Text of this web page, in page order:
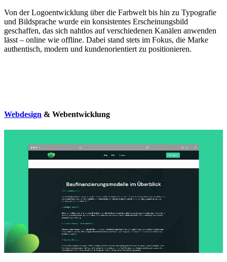
Von der Logoentwicklung über die Farbwelt bis hin zu Typografie
und Bildsprache wurde ein konsistentes Erscheinungsbild
geschaffen, das sich nahtlos auf verschiedenen Kanälen anwenden
lässt – online wie offline. Dabei stand stets im Fokus, die Marke
authentisch, modern und kundenorientiert zu positionieren.
Webdesign & Webentwicklung